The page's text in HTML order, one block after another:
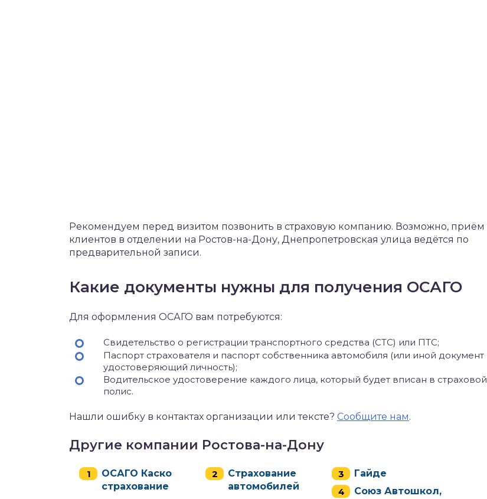
Рекомендуем перед визитом позвонить в страховую компанию. Возможно, приём
клиентов в отделении на Ростов-на-Дону, Днепропетровская улица ведётся по
предварительной записи.
Какие документы нужны для получения ОСАГО
Для оформления ОСАГО вам потребуются:
Свидетельство о регистрации транспортного средства (СТС) или ПТС;
Паспорт страхователя и паспорт собственника автомобиля (или иной документ
удостоверяющий личность);
Водительское удостоверение каждого лица, который будет вписан в страховой
полис.
Нашли ошибку в контактах организации или тексте? Сообщите нам.
Другие компании Ростова-на-Дону
ОСАГО Каско
страхование
Страхование
автомобилей
Гайде
Союз Автошкол,